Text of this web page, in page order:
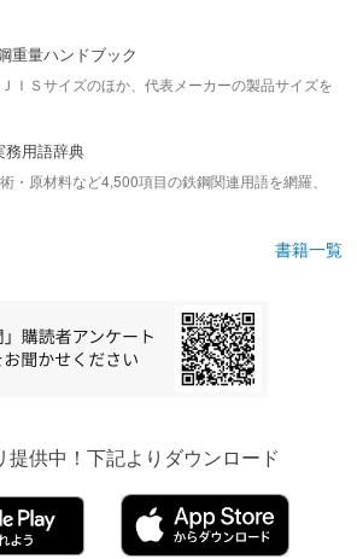
重量ハンドブック
ＩＳサイズのほか、代表メーカーの製品サイズを
務用語辞典
・原材料など4,500項目の鉄鋼関連用語を網羅、
書籍一覧
提供中！下記よりダウンロード